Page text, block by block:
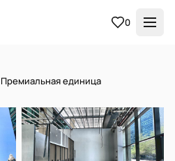
0
единица